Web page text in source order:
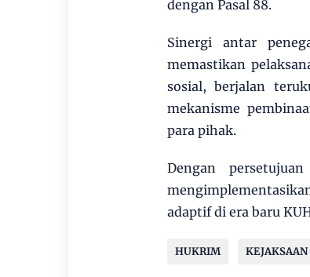
dengan Pasal 88.
Sinergi antar
memastikan
sosial, berjalan
mekanisme
para pihak.
Dengan
adaptif di era baru
HUKRIM KEJAKSAAN